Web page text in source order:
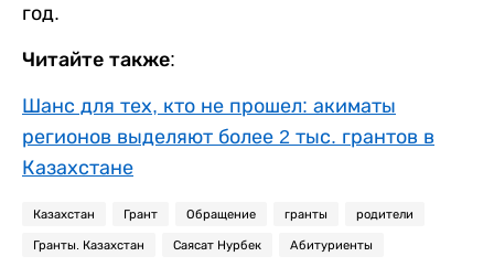
год.
Читайте также:
Шанс для тех, кто не прошел: акиматы
регионов выделяют более 2 тыс. грантов в
Казахстане
Казахстан Грант Обращение гранты родители
Гранты. Казахстан Саясат Нурбек Абитуриенты